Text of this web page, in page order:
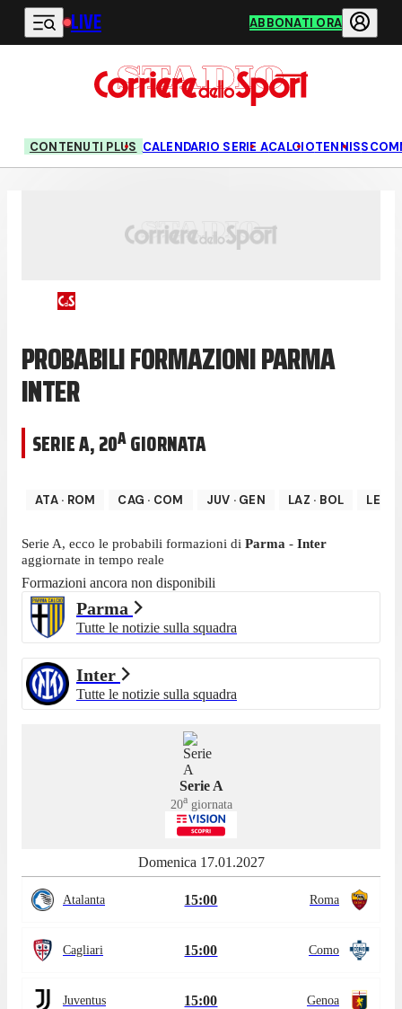
Vai al contenuto principale
LIVE ABBONATI ORA
CONTENUTI PLUS CALENDARIO SERIE ACALCIOTENNIS
PROBABILI FORMAZIONI PARMA
INTER
SERIE A,20AGIORNATA
ATA· ROM CAG · COM JUV · GEN LAZ · BOL LEC
Serie A, ecco le probabili formazioni di Parma - Inter
aggiornate in tempo reale
Formazioni ancora non disponibili
Parma
Tutte le notizie sulla squadra
Inter
Tutte le notizie sulla squadra
Serie A
20agiornata
Domenica 17.01.2027
Atalanta 15:00 Roma
Cagliari 15:00 Como
Juventus 15:00 Genoa